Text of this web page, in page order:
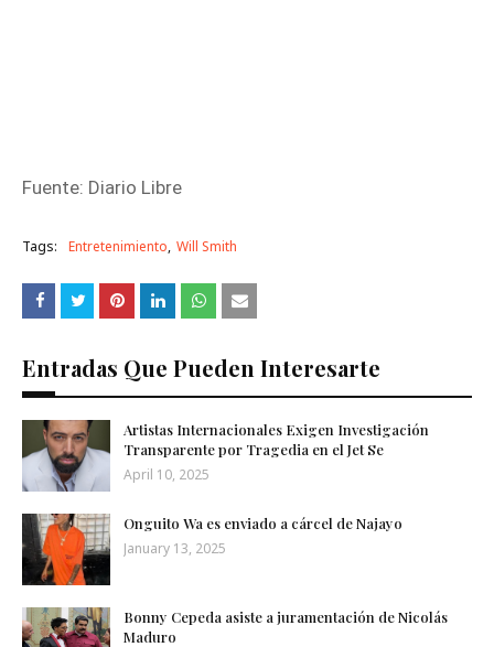
Fuente: Diario Libre
Tags: Entretenimiento Will Smith
Entradas Que Pueden Interesarte
Artistas Internacionales Exigen Investigación
Transparente por Tragedia en el Jet Se
April 10, 2025
Onguito Wa es enviado a cárcel de Najayo
January 13, 2025
Bonny Cepeda asiste a juramentación de Nicolás
Maduro